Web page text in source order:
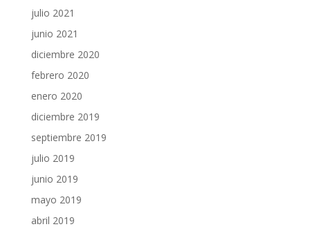
julio 2021
junio 2021
diciembre 2020
febrero 2020
enero 2020
diciembre 2019
septiembre 2019
julio 2019
junio 2019
mayo 2019
abril 2019